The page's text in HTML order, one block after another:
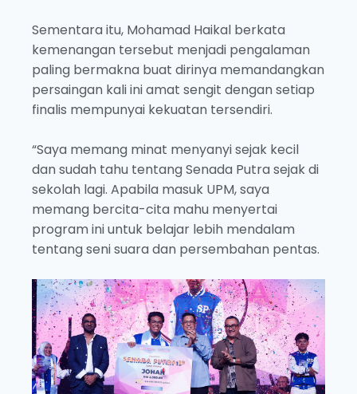
Sementara itu, Mohamad Haikal berkata
kemenangan tersebut menjadi pengalaman
paling bermakna buat dirinya memandangkan
persaingan kali ini amat sengit dengan setiap
finalis mempunyai kekuatan tersendiri.
“Saya memang minat menyanyi sejak kecil
dan sudah tahu tentang Senada Putra sejak di
sekolah lagi. Apabila masuk UPM, saya
memang bercita-cita mahu menyertai
program ini untuk belajar lebih mendalam
tentang seni suara dan persembahan pentas.